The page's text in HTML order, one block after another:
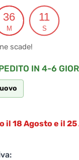
era:
€789.00.
è:
€741.66.
36
M
10
S
scade!
IN 4-6
il 18 Agosto e il